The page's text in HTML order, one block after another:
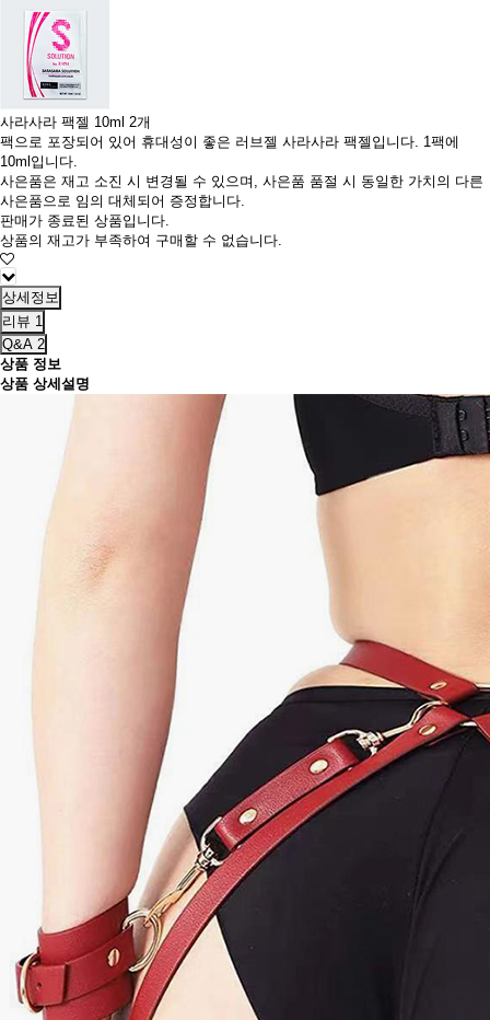
사라사라 팩젤 10ml 2개
팩으로 포장되어 있어 휴대성이 좋은 러브젤 사라사라 팩젤입니다. 1팩에
10ml입니다.
사은품은 재고 소진 시 변경될 수 있으며, 사은품 품절 시 동일한 가치의 다른
사은품으로 임의 대체되어 증정합니다.
판매가 종료된 상품입니다.
상품의 재고가 부족하여 구매할 수 없습니다.
상세정보
리뷰 1
Q&A 2
상품 정보
상품 상세설명